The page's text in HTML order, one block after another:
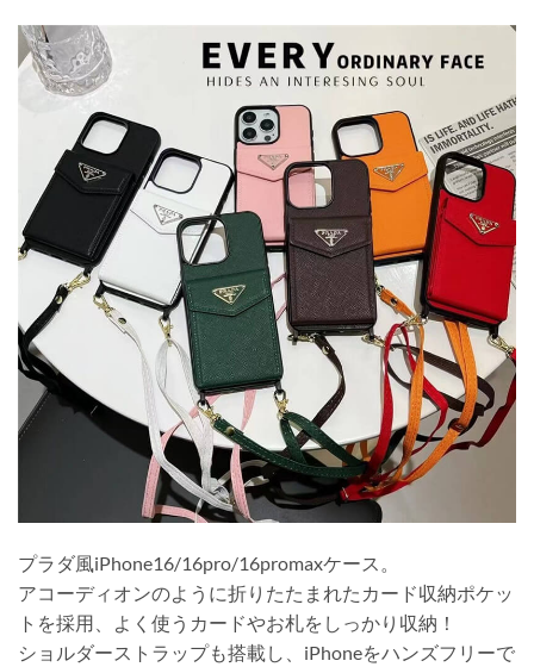
プラダ風iPhone16/16pro/16promaxケース。
アコーディオンのように折りたたまれたカード収納ポケッ
トを採用、よく使うカードやお札をしっかり収納！
ショルダーストラップも搭載し、iPhoneをハンズフリーで